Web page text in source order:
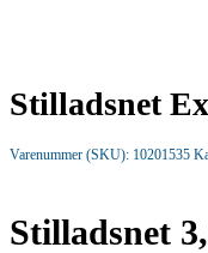
Stilladsnet
Varenummer (SKU): 10201535
Stilladsnet